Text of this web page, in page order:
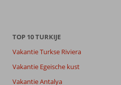
TOP 10 TURKIJE
Vakantie Turkse Riviera
Vakantie Egeische kust
Vakantie Antalya